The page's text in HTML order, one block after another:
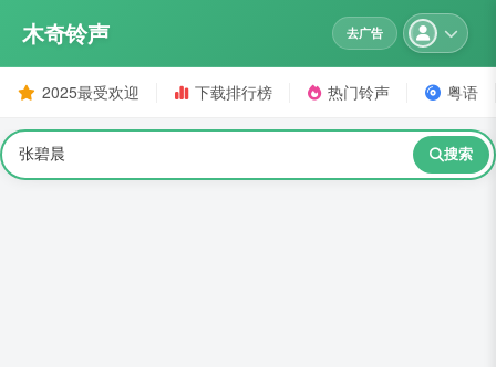
木奇铃声 去广告
2025最受欢迎 下载排行榜 热门铃声 粤语
搜索